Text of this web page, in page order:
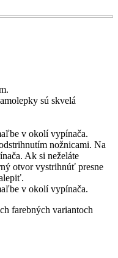
sú skvelá
v okolí vypínača.
nožnicami. Na
Ak si neželáte
otvor vystrihnúť presne
v okolí vypínača.
farebných variantoch